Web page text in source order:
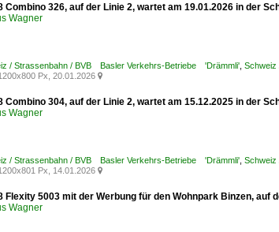
Combino 326, auf der Linie 2, wartet am 19.01.2026 in der
Wagner
/ Strassenbahn / BVB Basler Verkehrs-Betriebe 'Drämmli' Schweiz
Px, 20.01.2026 
Combino 304, auf der Linie 2, wartet am 15.12.2025 in der
Wagner
/ Strassenbahn / BVB Basler Verkehrs-Betriebe 'Drämmli' Schweiz
Px, 14.01.2026 
Flexity 5003 mit der Werbung für den Wohnpark Binzen,
Wagner